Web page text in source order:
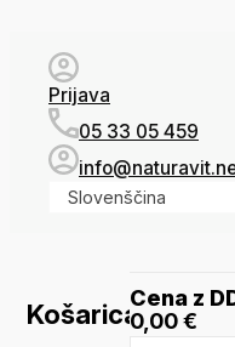
Prijava
05 33 05 459
Slovenščina
Košarica
Cena z
0,00€